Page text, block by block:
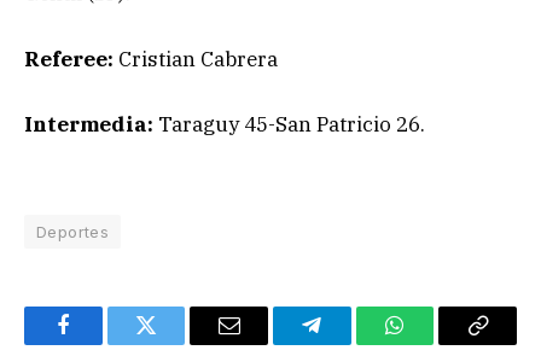
Referee: Cristian Cabrera
Intermedia: Taraguy 45-San Patricio 26.
Deportes
FacebookTwitter Email TelegramWhatsAppCopy